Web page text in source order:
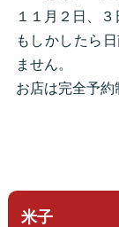
１１月２日、
もしかしたら
ません。
お店は完全予
米子